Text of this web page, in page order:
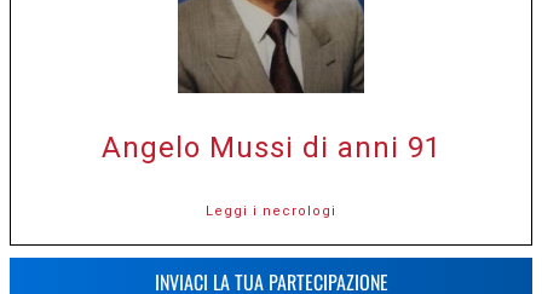
Angelo Mussi di anni 91
Leggi i necrologi
INVIACI LA TUA PARTECIPAZIONE